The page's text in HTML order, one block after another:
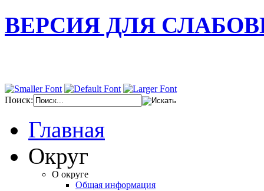
ВЕРСИЯ ДЛЯ
Поиск:
Главная
Округ
О округе
Общая информация